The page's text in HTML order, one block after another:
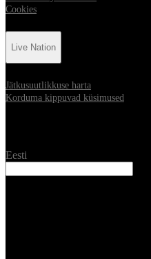
Cookies
Live Nation
Jätkusuutlikkuse harta
Korduma kippuvad küsimused
Eesti